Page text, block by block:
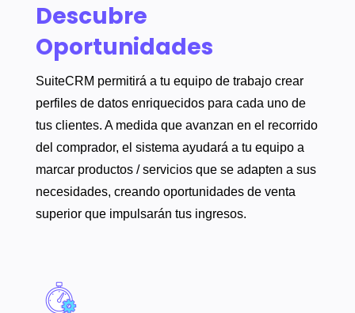
Descubre
Oportunidades
SuiteCRM permitirá a tu equipo de trabajo crear
perfiles de datos enriquecidos para cada uno de
tus clientes. A medida que avanzan en el recorrido
del comprador, el sistema ayudará a tu equipo a
marcar productos / servicios que se adapten a sus
necesidades, creando oportunidades de venta
superior que impulsarán tus ingresos.